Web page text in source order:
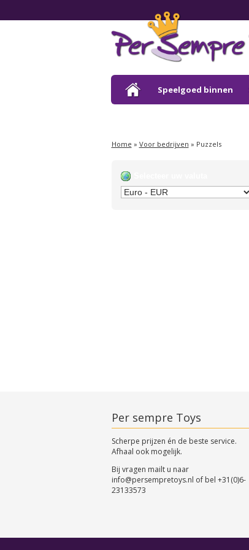
Speelgoed binnen
Home » Voor bedrijven » Puzzels
Per sempre Toys
Scherpe prijzen én de beste service.
Afhaal ook mogelijk.
Bij vragen mailt u naar
info@persempretoys.nl of bel +31(0)6-
23133573